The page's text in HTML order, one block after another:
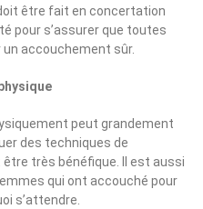
être fait en concertation
pour s’assurer que toutes
accouchement sûr.
peut grandement
des techniques de
très bénéfique. Il est aussi
qui ont accouché pour
s’attendre.